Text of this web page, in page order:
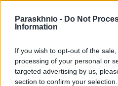
Paraskhnio - Do Not
Information
If you wish to opt-out of the
processing of your personal or
targeted advertising by us,
section to confirm your